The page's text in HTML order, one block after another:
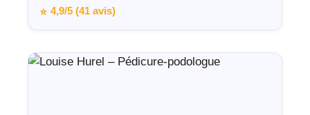
⭐ 4,9/5 (41 avis)